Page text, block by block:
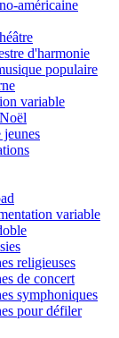
américaine
d'harmonie
populaire
variable
jeunes
variable
religieuses
de concert
symphoniques
pour défiler